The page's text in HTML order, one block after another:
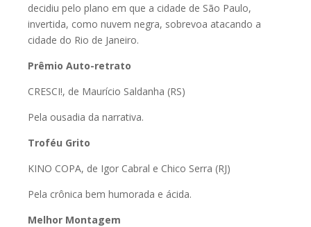
decidiu pelo plano em que a cidade de São Paulo,
invertida, como nuvem negra, sobrevoa atacando a
cidade do Rio de Janeiro.
Prêmio Auto-retrato
CRESCI!, de Maurício Saldanha (RS)
Pela ousadia da narrativa.
Troféu Grito
KINO COPA, de Igor Cabral e Chico Serra (RJ)
Pela crônica bem humorada e ácida.
Melhor Montagem